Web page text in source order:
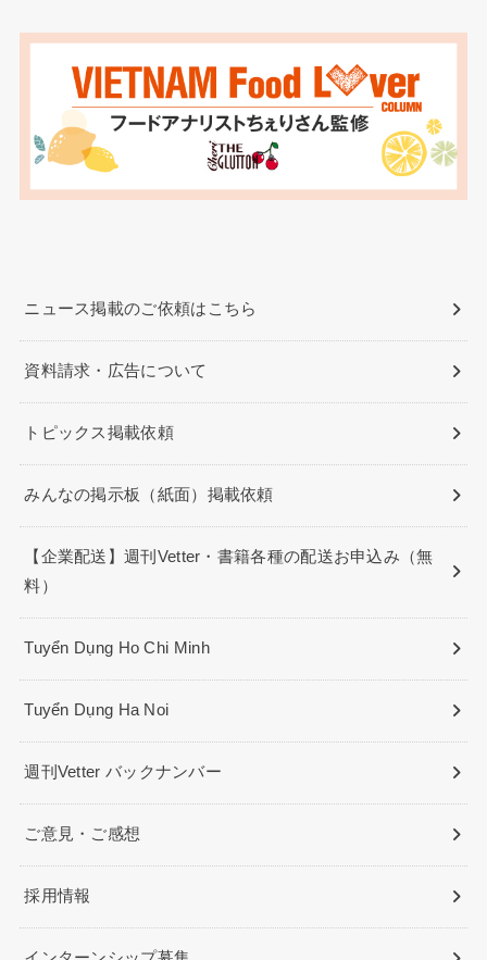
ニュース掲載のご依頼はこちら
資料請求・広告について
トピックス掲載依頼
みんなの掲示板（紙面）掲載依頼
【企業配送】週刊Vetter・書籍各種の配送お申込み（無
料）
Tuyển Dụng Ho Chi Minh
Tuyển Dụng Ha Noi
週刊Vetter バックナンバー
ご意見・ご感想
採用情報